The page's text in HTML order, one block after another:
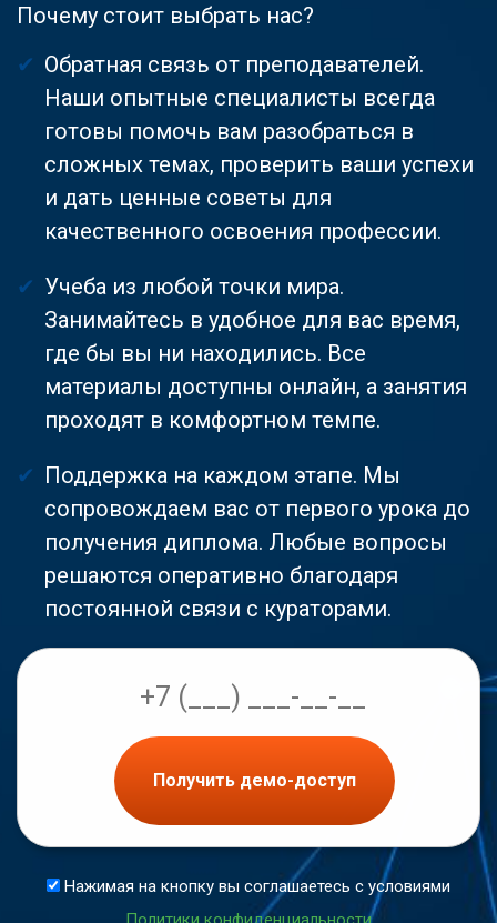
Почему стоит выбрать нас?
Обратная связь от преподавателей.
Наши опытные специалисты всегда
готовы помочь вам разобраться в
сложных темах, проверить ваши успехи
и дать ценные советы для
качественного освоения профессии.
Учеба из любой точки мира.
Занимайтесь в удобное для вас время,
где бы вы ни находились. Все
материалы доступны онлайн, а занятия
проходят в комфортном темпе.
Поддержка на каждом этапе. Мы
сопровождаем вас от первого урока до
получения диплома. Любые вопросы
решаются оперативно благодаря
постоянной связи с кураторами.
Получить демо-доступ
Нажимая на кнопку вы соглашаетесь с условиями